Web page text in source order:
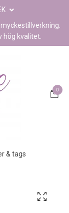
hög kvalitet.
0
& tags